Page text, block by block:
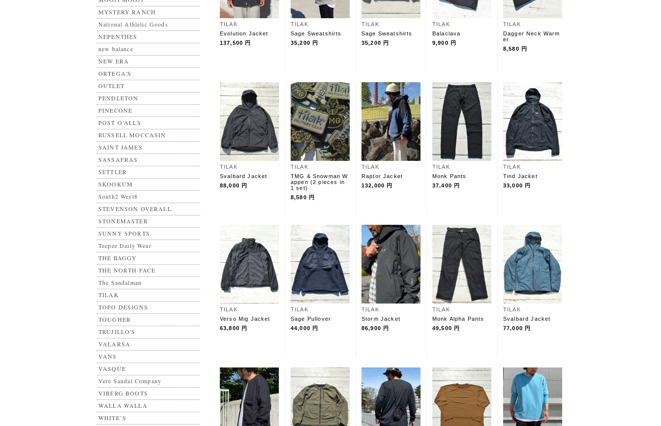
MYSTERY RANCH
National Athletic Goods
NEPENTHES
new balance
NEW ERA
ORTEGA'S
OUTLET
PENDLETON
PINECONE
POST O’ALLS
RUSSELL MOCCASIN
SAINT JAMES
SASSAFRAS
SETTLER
SKOOKUM
South2 West8
STEVENSON OVERALL
STONEMASTER
SUNNY SPORTS
Teepee Daily Wear
THE BAGGY
THE NORTH FACE
The Sandalman
TILAK
TOPO DESIGNS
TOUGHER
TRUJILLO'S
VALARSA
VANS
VASQUE
Vere Sandal Company
VIBERG BOOTS
WALLA WALLA
WHITE’S
TILAK
Evolution Jacket
137,500 円
TILAK
Sage Sweatshirts
35,200 円
TILAK
Sage Sweatshirts
35,200 円
TILAK
Balaclava
9,900 円
TILAK
Dagger Neck Warm
er
8,580 円
TILAK
Svalbard Jacket
88,000 円
TILAK
TMG & Snowman W
appen (2 pieces in
1 set)
8,580 円
TILAK
Raptor Jacket
132,000 円
TILAK
Monk Pants
37,400 円
TILAK
Tind Jacket
33,000 円
TILAK
Verso Mig Jacket
63,800 円
TILAK
Sage Pullover
44,000 円
TILAK
Storm Jacket
86,900 円
TILAK
Monk Alpha Pants
49,500 円
TILAK
Svalbard Jacket
77,000 円